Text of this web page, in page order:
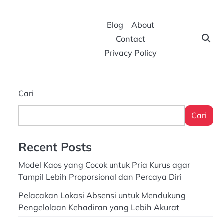
Blog
About
Contact
Privacy Policy
Cari
Cari
Recent Posts
Model Kaos yang Cocok untuk Pria Kurus agar
Tampil Lebih Proporsional dan Percaya Diri
Pelacakan Lokasi Absensi untuk Mendukung
Pengelolaan Kehadiran yang Lebih Akurat